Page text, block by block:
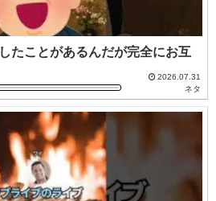
たことがあるんだが完全にお互
2026.07.31
ネタ